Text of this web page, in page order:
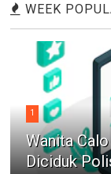
WEEK
1
Wanita
Diciduk